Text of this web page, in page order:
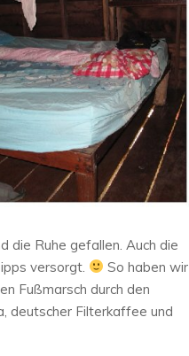
die Ruhe gefallen. Auch die
versorgt.
So haben wir
Fußmarsch durch den
deutscher Filterkaffee und